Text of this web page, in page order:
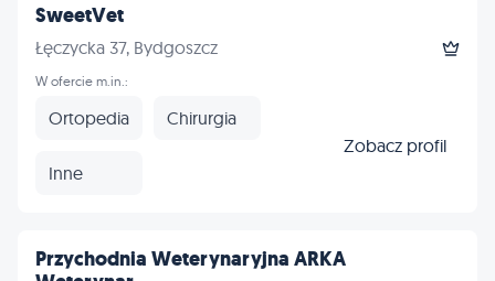
SweetVet
Łęczycka 37, Bydgoszcz
W ofercie m.in.:
Ortopedia Chirurgia
Inne
Zobacz profil
Przychodnia Weterynaryjna ARKA